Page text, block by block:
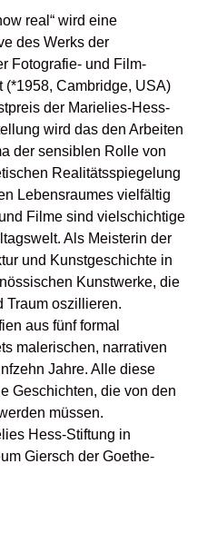
real“ wird eine
des Werks der
Fotografie- und Film-
(*1958, Cambridge, USA)
der Marielies-Hess-
wird das den Arbeiten
der sensiblen Rolle von
Realitätsspiegelung
Lebensraumes vielfältig
Filme sind vielschichtige
Als Meisterin der
und Kunstgeschichte in
Kunstwerke, die
Traum oszillieren.
aus fünf formal
malerischen, narrativen
Jahre. Alle diese
Geschichten, die von den
müssen.
Hess-Stiftung in
Giersch der Goethe-